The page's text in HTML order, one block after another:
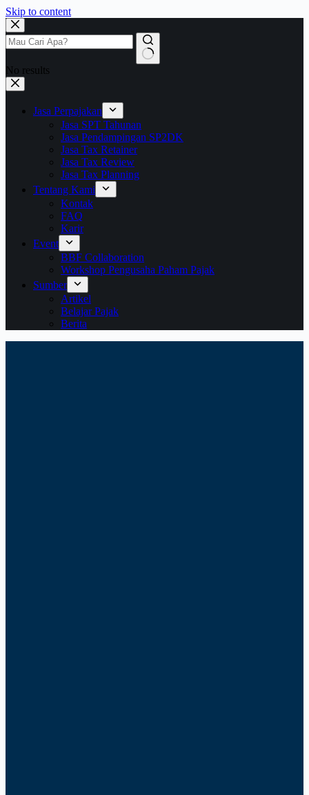
Skip to content
No results
Jasa Perpajakan
Jasa SPT Tahunan
Jasa Pendampingan SP2DK
Jasa Tax Retainer
Jasa Tax Review
Jasa Tax Planning
Tentang Kami
Kontak
FAQ
Karir
Event
BBF Collaboration
Workshop Pengusaha Paham Pajak
Sumber
Artikel
Belajar Pajak
Berita